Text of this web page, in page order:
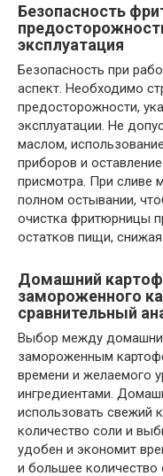
Безопасность
эксплуатация
Безопасность при
аспект. Необходимо
предосторожности,
эксплуатации. Не
маслом,
приборов и
присмотра. При сливе
полном остывании,
очистка фритюрницы
остатков пищи,
Домашний
замороженного
сравнительный
Выбор между
замороженным
времени и желаемого
ингредиентами.
использовать свежий
количество соли и
удобен и экономит
и большее количество